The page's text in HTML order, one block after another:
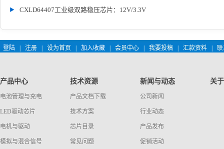
CXLD64407工业级双路稳压芯片：12V/3.3V
登陆 注册 设为首页 加入收藏 会员中心 我要投稿 汇款资料
产品中心
电池管理与充电
LED驱动芯片
电机与驱动
模拟与混合信号
技术资源
产品文档下载
技术方案
芯片目录
常见问题
新闻与动态
公司新闻
行业动态
产品发布
促销活动
关